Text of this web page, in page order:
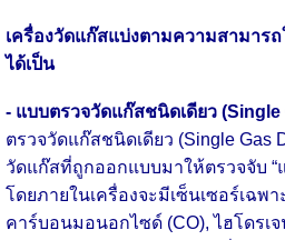
เครื่องวัดแก๊สแบ่งตามความสามาร
ได้เป็น
- แบบตรวจวัดแก๊สชนิดเดียว (Single
ตรวจวัดแก๊สชนิดเดียว (Single Gas
วัดแก๊สที่ถูกออกแบบมาให้ตรวจจับ “
โดยภายในเครื่องจะมีเซ็นเซอร์เฉ
คาร์บอนมอนอกไซด์ (CO), ไฮโดรเ